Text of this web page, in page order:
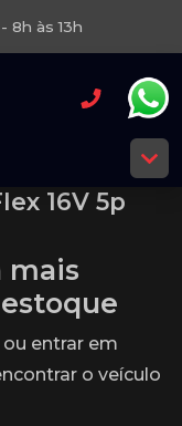
8h às 13h
16V 5p
mais
entrar em
o veículo